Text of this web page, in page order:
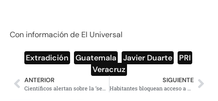
Con información de El Universal
Extradición Guatemala Javier Duarte PRI
Veracruz
ANTERIOR SIGUIENTE